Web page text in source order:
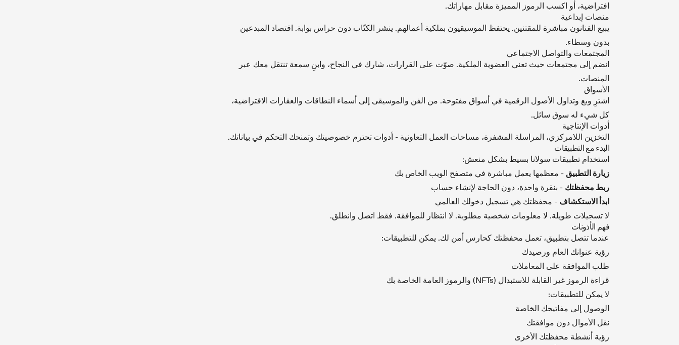
افتراضية، أو اكسب الرموز المميزة مقابل مهاراتك.
منصات إبداعية
يبيع الفنانون مباشرة للمقتنين. يحتفظ الموسيقيون بملكية أعمالهم. ينشر الكتّاب دون حراس بوابة. اقتصاد المبدعين
بدون وسطاء.
المجتمعات والتواصل الاجتماعي
انضم إلى مجتمعات حيث تعني العضوية الملكية. صوّت على القرارات، شارك في النجاح، وابنِ سمعة تنتقل معك عبر
المنصات.
الأسواق
اشترِ وبع وتداول الأصول الرقمية في أسواق مفتوحة. من الفن والموسيقى إلى أسماء النطاقات والعقارات الافتراضية،
كل شيء له سوق سائل.
أدوات الإنتاجية
التخزين اللامركزي، المراسلة المشفرة، مساحات العمل التعاونية - أدوات تحترم خصوصيتك وتمنحك التحكم في بياناتك.
البدء مع التطبيقات
استخدام تطبيقات سولانا بسيط بشكل منعش:
زيارة التطبيق - معظمها يعمل مباشرة في متصفح الويب الخاص بك
ربط محفظتك - بنقرة واحدة، دون الحاجة لإنشاء حساب
ابدأ الاستكشاف - محفظتك هي تسجيل دخولك العالمي
لا تسجيلات طويلة. لا معلومات شخصية مطلوبة. لا انتظار للموافقة. فقط اتصل وانطلق.
فهم الأذونات
عندما تتصل بتطبيق، تعمل محفظتك كحارس أمن لك. يمكن للتطبيقات:
رؤية عنوانك العام ورصيدك
طلب الموافقة على المعاملات
قراءة الرموز غير القابلة للاستبدال (NFTs) والرموز العامة الخاصة بك
لا يمكن للتطبيقات:
الوصول إلى مفاتيحك الخاصة
نقل الأموال دون موافقتك
رؤية أنشطة محفظتك الأخرى